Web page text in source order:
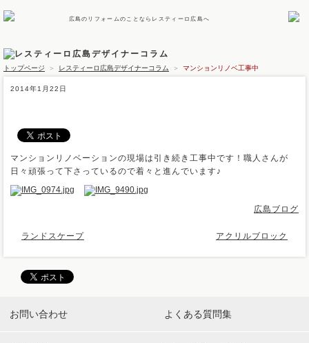
広島のリフォームのことならレスティーロ広島へ
トップページ ＞ レスティーロ広島デザイナーコラム ＞ マンションリノベ工事中
2014年1月22日
マンションリノベーションの現場は引き続き工事中です！職人さんが
日々頑張って下さっているので着々と進んでいます♪
広島ブログ
ランドスケープ アクリルブロック
お問い合わせ よくある質問集